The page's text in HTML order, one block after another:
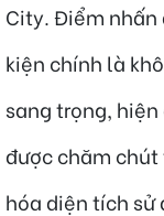
City. Điểm nhấn
kiện chính là
sang trọng,
được chăm
hóa diện tích